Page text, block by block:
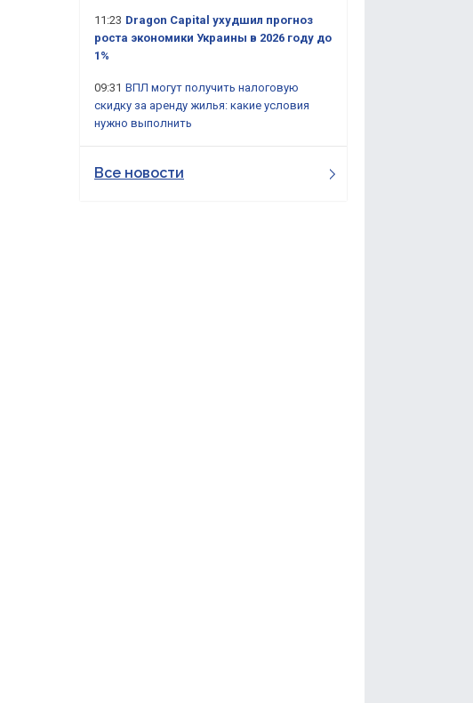
11:23 Dragon Capital ухудшил прогноз
роста экономики Украины в 2026 году до
1%
09:31 ВПЛ могут получить налоговую
скидку за аренду жилья: какие условия
нужно выполнить
Все новости